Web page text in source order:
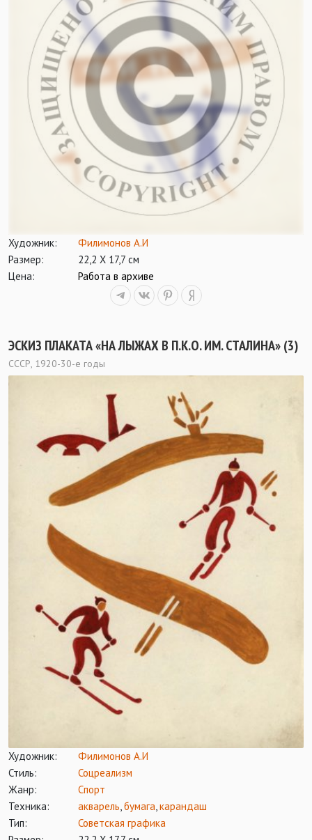
Художник:
Филимонов А.И
Размер:
22,2 Х 17,7 см
Цена:
Работа в архиве
ЭСКИЗ ПЛАКАТА «НА ЛЫЖАХ В П.К.О. ИМ. СТАЛИНА» (3)
СССР, 1920-30-е годы
Художник:
Филимонов А.И
Стиль:
Соцреализм
Жанр:
Спорт
Техника:
акварель бумага карандаш
Тип:
Советская графика